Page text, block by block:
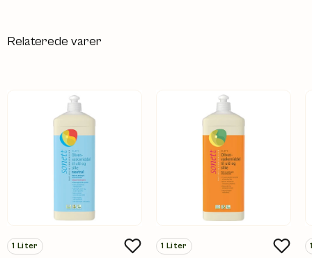
Relaterede varer
1 Liter 1 Liter